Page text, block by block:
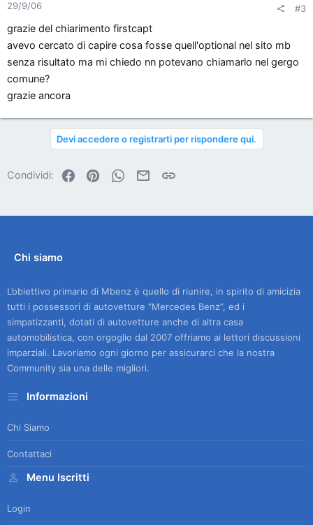
29/9/06 #3
grazie del chiarimento firstcapt
avevo cercato di capire cosa fosse quell'optional nel sito mb
senza risultato ma mi chiedo nn potevano chiamarlo nel gergo
comune?
grazie ancora
Devi accedere o registrarti per rispondere qui.
Condividi: FacebookPinterestWhatsApp
Email
Chi siamo
L’obiettivo primario di Mbenz è quello di riunire, in spirito di amicizia
tutti i possessori di autovetture “Mercedes Benz”, ed i
simpatizzanti, dotati di autovetture anche di altra casa
automobilistica, con orgoglio dal 2007 offriamo ai lettori discussioni
imparziali. Lavoriamo ogni giorno per assicurarci che la nostra
Community sia una delle migliori.
Informazioni
Chi Siamo
Contattaci
Menu Iscritti
Login